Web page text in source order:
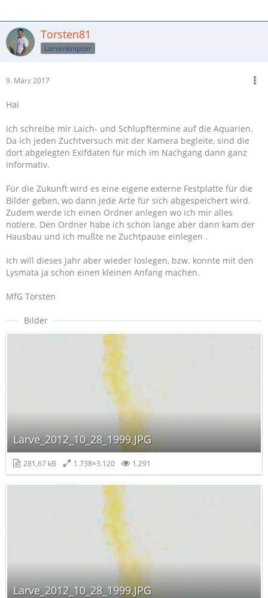
Torsten81
Larvenknipser
9. März 2017
Hai
Ich schreibe mir Laich- und Schlupftermine auf die Aquarien.
Da ich jeden Zuchtversuch mit der Kamera begleite, sind die
dort abgelegten Exifdaten für mich im Nachgang dann ganz
informativ.
Für die Zukunft wird es eine eigene externe Festplatte für die
Bilder geben, wo dann jede Arte für sich abgespeichert wird.
Zudem werde ich einen Ordner anlegen wo ich mir alles
notiere. Den Ordner habe ich schon lange aber dann kam der
Hausbau und ich mußte ne Zuchtpause einlegen .
Ich will dieses Jahr aber wieder loslegen, bzw. konnte mit den
Lysmata ja schon einen kleinen Anfang machen.
MfG Torsten
Bilder
Larve_2012_10_28_1999.JPG
281,67 kB 1.738×3.120 1.291
Larve_2012_10_28_1999.JPG